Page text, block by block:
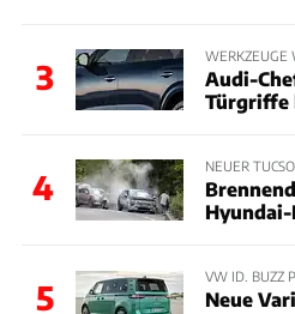
3
WERKZEUGE
Audi-
Türgriffe
4
NEUER
5
VW ID. BUZZ
Neue